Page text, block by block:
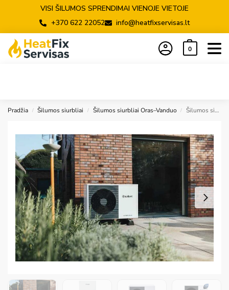
VISI ŠILUMOS SPRENDIMAI VIENOJE VIETOJE
+370 622 22052
info@heatfixservisas.lt
0
Pradžia / Šilumos siurbliai / Šilumos siurbliai Oras–Vanduo / Šilumos siurblys oras/vanduo Vaillant aroTHERM Split plus VWL 35/8.2 AS + VWL 57/8.2 IS, R32, 230V